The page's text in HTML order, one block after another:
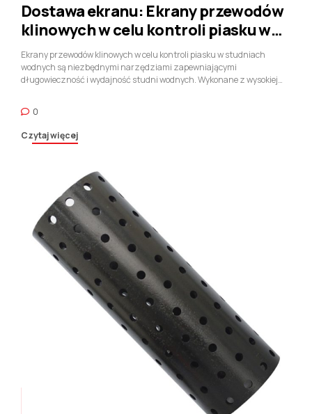
0
Dostawa ekranu: Ekrany przewodów
klinowych w celu kontroli piasku w
odwiertach wodnych
Ekrany przewodów klinowych w celu kontroli piasku w studniach
wodnych są niezbędnymi narzędziami zapewniającymi
długowieczność i wydajność studni wodnych. Wykonane z wysokiej
konfigurowalne wymiary i rozmiary gier zapewniają, że są odpowiednie
do szerokiej gamy aplikacji, Od komunalnych systemów zaopatrzenia
w wodę po przemysłowe studnie geotermalne. Z ich wysokimi
wód gruntowych.
Czytaj więcej